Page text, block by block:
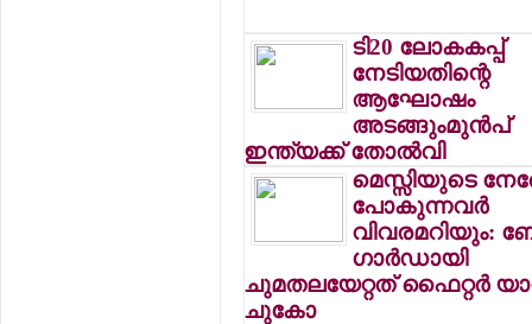
ടി20 ലോകകപ്പ്
നേടിയതിന്റെ
ആഘോഷം
അടങ്ങുംമുന്‍പ്
ഇന്ത്യക്ക് തോല്‍വി
മെസ്സിയുടെ
പോകുന്നവര്‍
വിവരമറിയും:
ഗാര്‍ഡായി
ചുമതലയേറ്റത് ഫൈറ്റര്‍
ചുകോ